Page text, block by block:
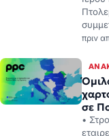
σε
•
πριν